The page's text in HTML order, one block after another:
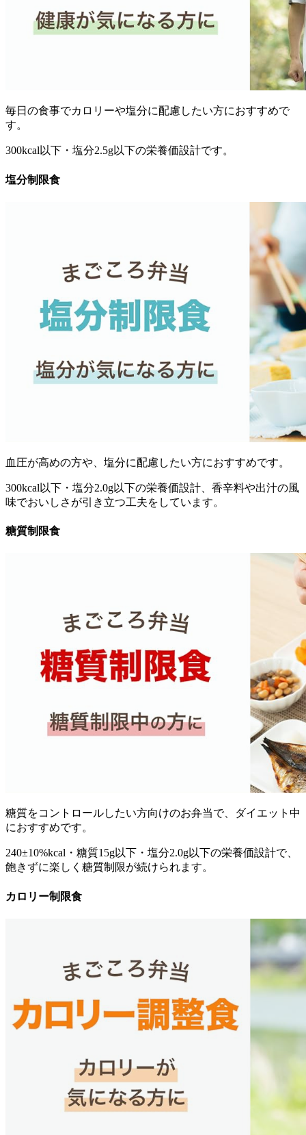
毎日の食事でカロリーや塩分に配慮したい方におすすめで
す。
300kcal以下・塩分2.5g以下の栄養価設計です。
塩分制限食
血圧が高めの方や、塩分に配慮したい方におすすめです。
300kcal以下・塩分2.0g以下の栄養価設計、香辛料や出汁の風
味でおいしさが引き立つ工夫をしています。
糖質制限食
糖質をコントロールしたい方向けのお弁当で、ダイエット中
におすすめです。
240±10%kcal・糖質15g以下・塩分2.0g以下の栄養価設計で、
飽きずに楽しく糖質制限が続けられます。
カロリー制限食